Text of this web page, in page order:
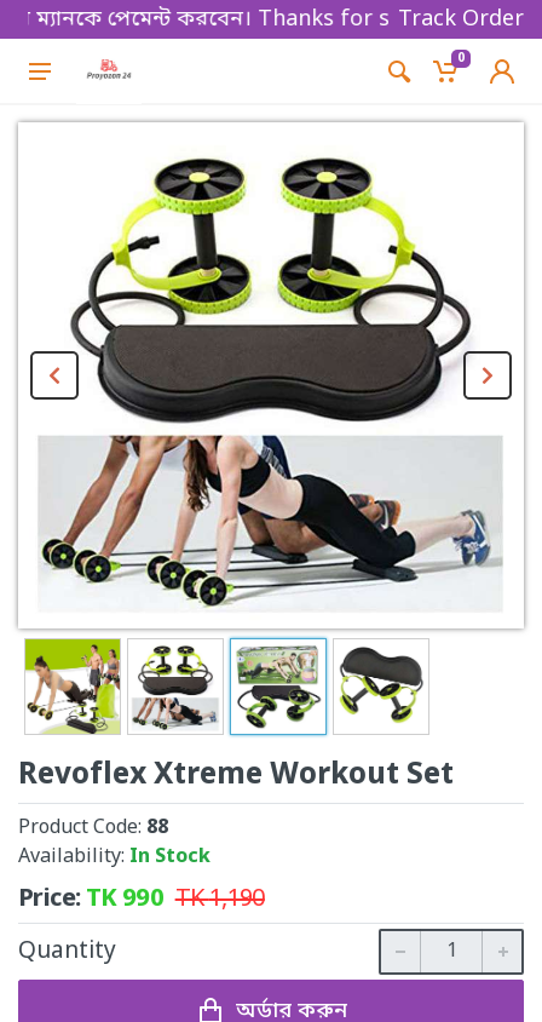
পেমেন্ট করবেন। Thanks for shopping!Track Order
0
Revoflex Xtreme Workout Set
Product Code: 88
Availability: In Stock
Price:TK990 TK1,190
Quantity
অর্ডার করুন